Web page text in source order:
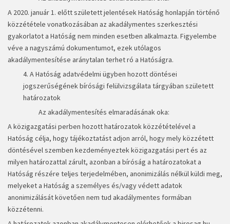
A 2020. január 1. előtt született jelentések Hatóság honlapján történő
közzététele vonatkozásában az akadálymentes szerkesztési
gyakorlatot a Hatóság nem minden esetben alkalmazta. Figyelembe
véve a nagyszámú dokumentumot, ezek utólagos
akadálymentesítése aránytalan terhet ró a Hatóságra.
4. A Hatóság adatvédelmi ügyben hozott döntései
jogszerűségének bírósági felülvizsgálata tárgyában született
határozatok
Az akadálymentesítés elmaradásának oka:
A közigazgatási perben hozott határozatok közzétételével a
Hatóság célja, hogy tájékoztatást adjon arról, hogy mely közzétett
döntésével szemben kezdeményeztek közigazgatási pert és az
milyen határozattal zárult, azonban a bíróság a határozatokat a
Hatóság részére teljes terjedelmében, anonimizálás nélkül küldi meg,
melyeket a Hatóság a személyes és/vagy védett adatok
anonimizálását követően nem tud akadálymentes formában
közzétenni.